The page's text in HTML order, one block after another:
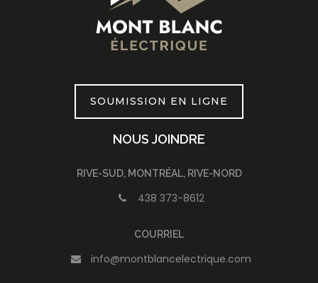
SOUMISSION EN LIGNE
NOUS JOINDRE
RIVE-SUD, MONTRÉAL, RIVE-NORD
438 373-8612
COURRIEL
info@montblancelectrique.com